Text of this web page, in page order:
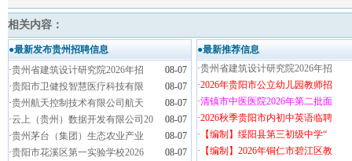
相关内容：
●最新发布贵州招聘信息
·贵州省建筑设计研究院2026年招
08-07
·贵阳市卫健投智慧医疗科技有限
08-07
·贵州航天控制技术有限公司航天
08-07
·云上（贵州）数据开发有限公司20
08-07
·贵州茅台（集团）生态农业产业
08-07
·贵阳市花溪区第一实验学校2026
08-07
●最新推荐信息
·贵州省建筑设计研究院2026年招
·2026年贵阳市公立幼儿园教师招
·清镇市中医医院2026年第二批面
·2026秋季贵阳市内初中英语临聘
· 【编制】绥阳县第三初级中学“
· 【编制】2026年铜仁市碧江区教